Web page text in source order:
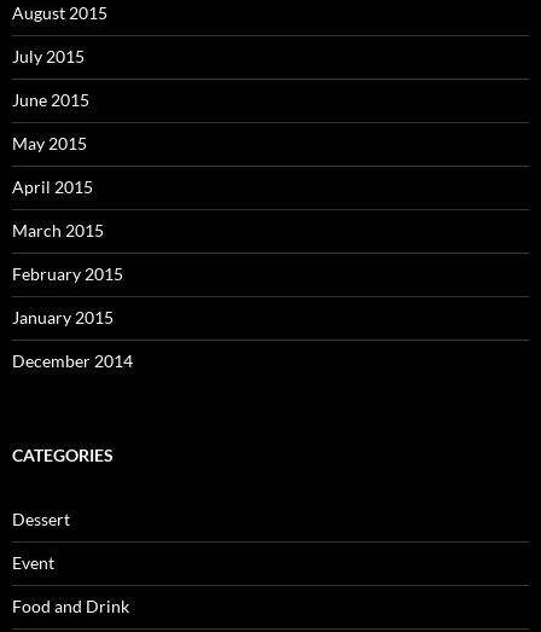
August 2015
July 2015
June 2015
May 2015
April 2015
March 2015
February 2015
January 2015
December 2014
CATEGORIES
Dessert
Event
Food and Drink